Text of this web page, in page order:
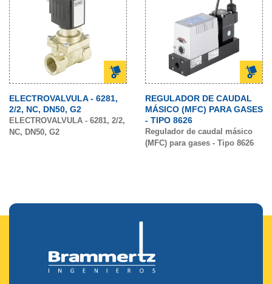
ELECTROVALVULA - 6281,
2/2, NC, DN50, G2
ELECTROVALVULA - 6281, 2/2,
NC, DN50, G2
REGULADOR DE CAUDAL
MÁSICO (MFC) PARA GASES
- TIPO 8626
Regulador de caudal másico
(MFC) para gases - Tipo 8626